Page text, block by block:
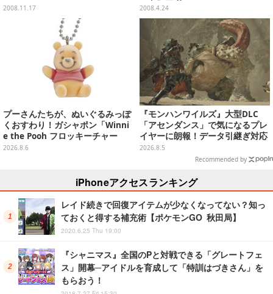
2008.11.17 2008.4.24
プーさんたちが、ぬいぐるみっぽ
くおすわり！ガシャポン「Winni
e the Pooh フロッキーチャー
ム」ふわふわでどれも可愛い全4
2026.8.6
『モンハンワイルズ』大型DLC
「アセンダンス」で気になるプレ
イヤーに朗報！データ引継ぎ対応
の「序盤体験版」が本日8月5日配
2026.8.5
Recommended by
iPhoneアクセスランキング
レイド続きで回復アイテムが少なくなってない？知っ
ておくと得する補充術【ポケモンGO 秋田局】
2020.6.25 Thu 19:00
『シャニマス』全国のPと対戦できる「グレートフェ
ス」開幕─アイドルを育成して「特訓はづきさん」を
もらおう！